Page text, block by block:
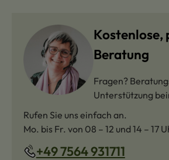
Kostenlose,
Beratung
Fragen?
Unterstützung
Rufen Sie uns einfach an.
Mo. bis Fr. von 08 – 12 und 14 – 17
+49 7564 931711